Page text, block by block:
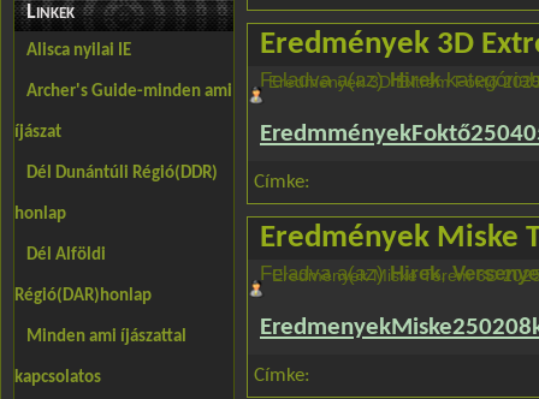
Linkek
Alisca nyilai IE
Archer's Guide-minden ami
íjászat
Dél Dunántúli Régió(DDR)
honlap
Dél Alföldi
Régió(DAR)honlap
Minden ami íjászattal
kapcsolatos
Eredmények 3D
Feladva a(az)Hirek
Eredmények 3D Extrém Foktő
Címke:
Eredmények Miske
Feladva a(az)Hirek,
Eredmények Miske Terem 3D
Címke: